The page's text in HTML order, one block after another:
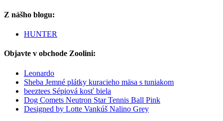
Z nášho blogu:
HUNTER
Objavte v obchode Zoolini:
Leonardo
Sheba Jemné plátky kuracieho mäsa s tuniakom
beeztees Sépiová kosť biela
Dog Comets Neutron Star Tennis Ball Pink
Designed by Lotte Vankúš Nalino Grey